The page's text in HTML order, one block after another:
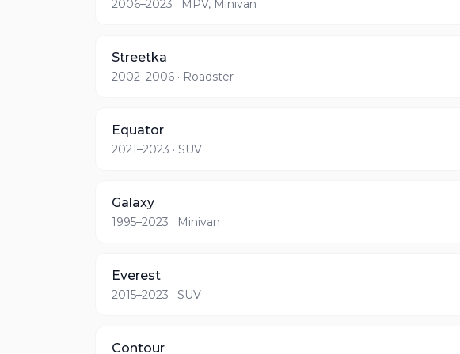
2006–2023 · MPV, Minivan
Streetka
2002–2006 · Roadster
Equator
2021–2023 · SUV
Galaxy
1995–2023 · Minivan
Everest
2015–2023 · SUV
Contour